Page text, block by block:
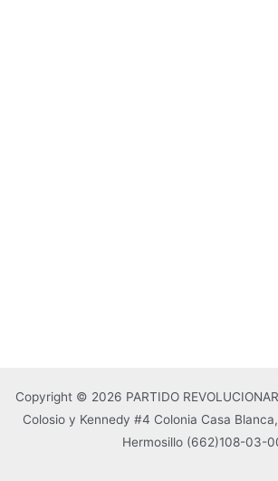
Copyright © 2026 PARTIDO
Colosio y Kennedy #4 Colonia Casa
Hermosillo (662)108-03-